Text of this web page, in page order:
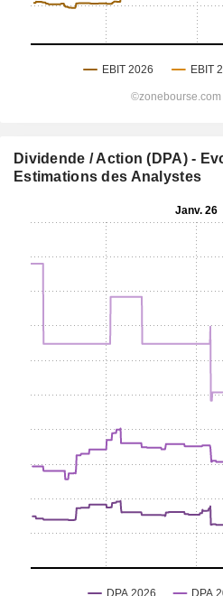
Dividende / Action (DPA) -
Estimations des Analystes